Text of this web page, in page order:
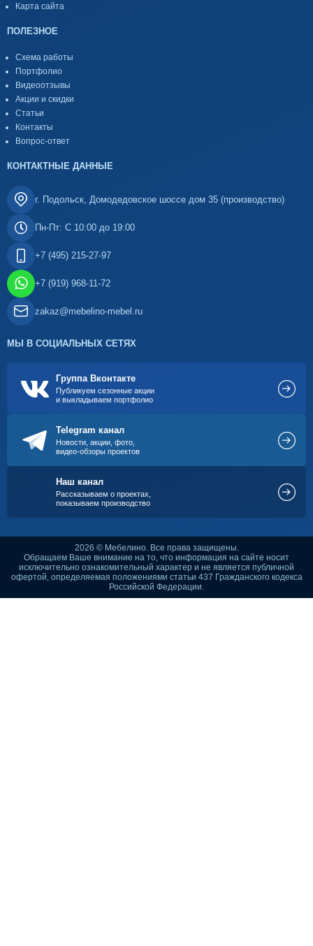
Карта сайта
ПОЛЕЗНОЕ
Схема работы
Портфолио
Видеоотзывы
Акции и скидки
Статьи
Контакты
Вопрос-ответ
КОНТАКТНЫЕ ДАННЫЕ
г. Подольск, Домодедовское шоссе дом 35 (производство)
Пн-Пт: С 10:00 до 19:00
+7 (495) 215-27-97
+7 (919) 968-11-72
zakaz@mebelino-mebel.ru
МЫ В СОЦИАЛЬНЫХ СЕТЯХ
Группа Вконтакте
Публикуем сезонные акции
и выкладываем портфолио
Telegram канал
Новости, акции, фото,
видео-обзоры проектов
Наш канал
Рассказываем о проектах,
показываем производство
2026 © Мебелино. Все права защищены.
Обращаем Ваше внимание на то, что информация на сайте носит
исключительно ознакомительный характер и не является публичной
офертой, определяемая положениями статьи 437 Гражданского кодекса
Российской Федерации.